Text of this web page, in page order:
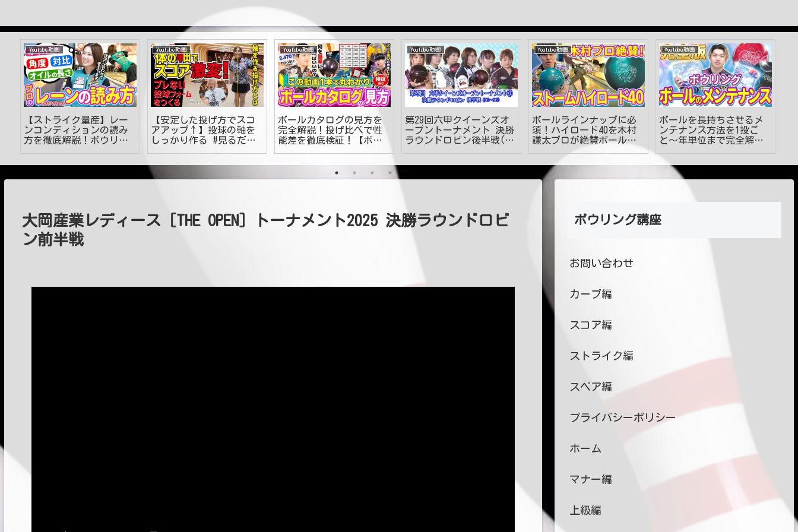
Youtube動画
【ストライク量産】レー
ンコンディションの読み
方を徹底解説！ボウリン
Youtube動画
【安定した投げ方でスコ
アアップ↑】投球の軸を
しっかり作る #見るだけ
Youtube動画
ボールカタログの見方を
完全解説！投げ比べで性
能差を徹底検証！【ボウ
Youtube動画
第29回六甲クイーンズオ
ープントーナメント 決勝
ラウンドロビン後半戦(7
Youtube動画
ボールラインナップに必
須！ハイロード40を木村
謙太プロが絶賛ボールレ
Youtube動画
ボールを長持ちさせるメ
ンテナンス方法を1投ご
と〜年単位まで完全解
大岡産業レディース［THE OPEN］トーナメント2025 決勝ラウンドロビ
ン前半戦
ボウリング講座
お問い合わせ
カーブ編
スコア編
ストライク編
スペア編
プライバシーポリシー
ホーム
マナー編
上級編